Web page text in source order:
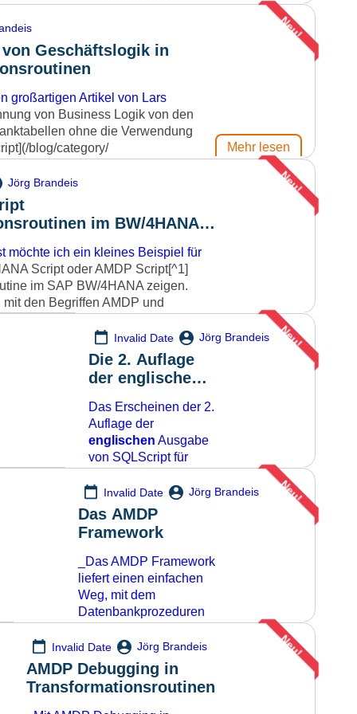
Anforderungen in
der SAP HANA
auslagern. Ein
Auszug aus der 2.
Auflage meines
Buches "SQLScript
für SAP HANA",
AMDP-
Prozeduren
Eine AMDP-
Prozedur ist aus
der Perspektive ei
Mehr lesen
in
großartigen Artikel von Lars
von Business Logik von den
ohne die Verwendung
blog/category/
Mehr lesen
Neu!
Jörg Brandeis
im BW/4HANA -
möchte ich ein kleines Beispiel für
Script oder AMDP Script[^1]
im SAP BW/4HANA zeigen.
den Begriffen AMDP und
Mehr lesen
Neu!
Invalid Date Jörg Brandeis
Die 2. Auflage
der englischen
SQLScript for
SAP HANA
erscheint im
August
Das Erscheinen der 2.
Auflage der
englischen Ausgabe
von SQLScript für
26. August 2021
geplant. Die Ausgabe
ist aktualisiert und
erweitert um ein paar
neue Themen. Es
entspricht damit
weitgehend der
aktuellen deutschen
Ausgabe.
Neue Themen
![]
(https://cms.brandeis.d
Neu!
Invalid Date Jörg Brandeis
Das AMDP
Framework
_Das AMDP Framework
liefert einen einfachen
Weg, mit dem
Datenbankprozeduren
Programmen und BW-
Transformationsroutinen
genutzt werden können.
Ein Auszug aus der 2.
Neu!
Invalid Date Jörg Brandeis
AMDP Debugging in
Transformationsroutinen
Neu!